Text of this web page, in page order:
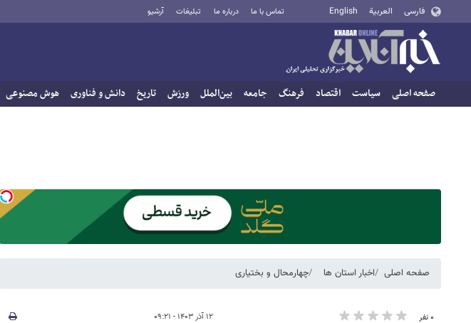
فارسی العربية English تماس با ما درباره ما تبلیغات آرشیو
صفحه اصلی سیاست اقتصاد فرهنگ جامعه بین‌الملل ورزش تاریخ دانش و فناوری هوش مصنوعی
صفحه اصلی اخبار استان ها چهارمحال و بختیاری
۰ نفر ۱۲ آذر ۱۴۰۳ - ۰۹:۲۱